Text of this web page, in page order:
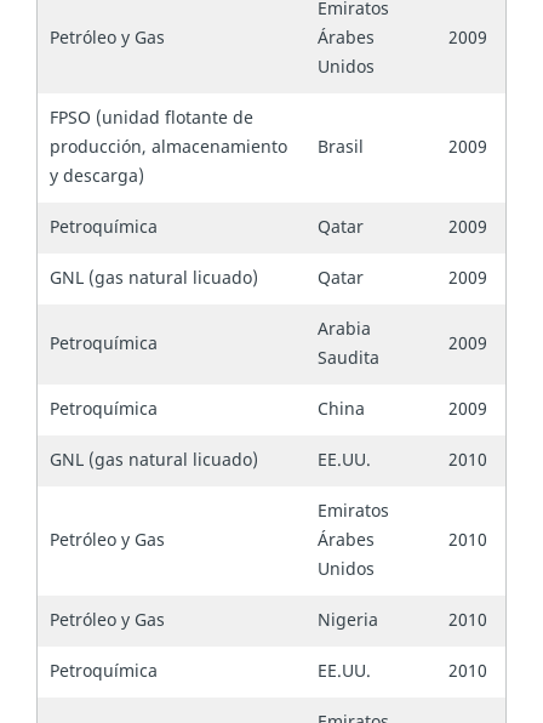
Petróleo y Gas
Emiratos
Árabes
Unidos
2009
FPSO (unidad flotante de
producción, almacenamiento
y descarga)
Brasil 2009
Petroquímica Qatar
2009
GNL (gas natural licuado)
Qatar 2009
Petroquímica
Arabia
Saudita
2009
Petroquímica China
2009
GNL (gas natural licuado)
EE.UU. 2010
Petróleo y Gas
Emiratos
Árabes
Unidos
2010
Petróleo y Gas Nigeria
2010
Petroquímica
EE.UU. 2010